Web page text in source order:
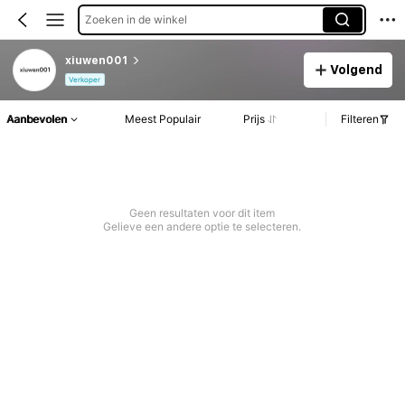
Zoeken in de winkel
xiuwen001
Verkoper
Volgend
Aanbevolen Meest Populair Prijs Filteren
Geen resultaten voor dit item
Gelieve een andere optie te selecteren.